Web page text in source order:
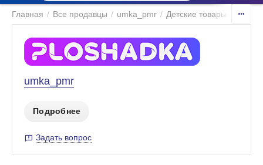
Главная / Все продавцы / umka_pmr / Детские товары Игры
umka_pmr
Подробнее
Задать вопрос